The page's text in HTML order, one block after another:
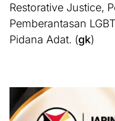
Restorative Justice,
Pemberantasan
Pidana Adat. (gk)